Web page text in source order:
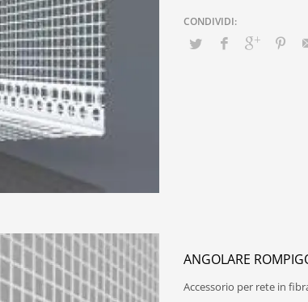
ANGOLARE
Accessorio per rete in